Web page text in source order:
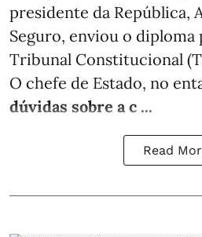
presidente da República,
Seguro, enviou o diploma
Tribunal Constitucional
O chefe de Estado, no
dúvidas sobre a c ...
Read